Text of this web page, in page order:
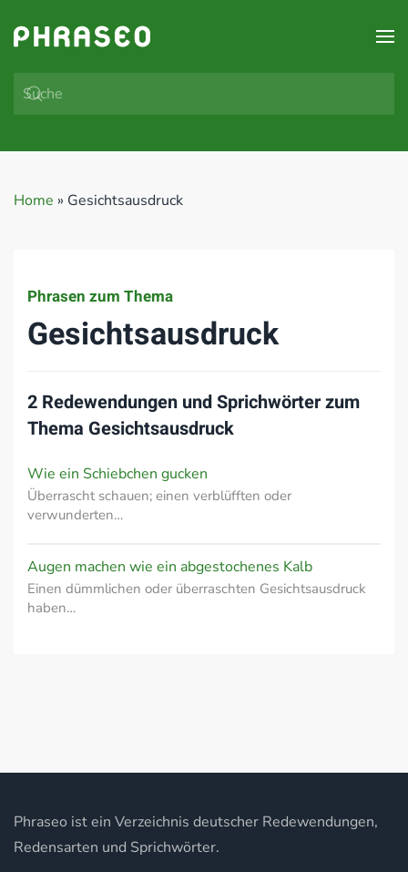
Zum Hauptinhalt springen
Home » Gesichtsausdruck
Phrasen zum Thema
Gesichtsausdruck
2 Redewendungen und Sprichwörter zum
Thema Gesichtsausdruck
Wie ein Schiebchen gucken
Überrascht schauen; einen verblüfften oder
verwunderten…
Augen machen wie ein abgestochenes Kalb
Einen dümmlichen oder überraschten Gesichtsausdruck
haben…
Phraseo ist ein Verzeichnis deutscher Redewendungen,
Redensarten und Sprichwörter.